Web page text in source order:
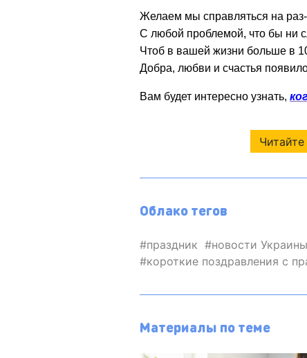
Желаем мы справляться на
С любой проблемой, что бы ни
Чтоб в вашей жизни больше в
Добра, любви и счастья
Вам будет интересно узнать,
Облако тегов
праздник новости Украины
короткие поздравления с
Материалы по теме